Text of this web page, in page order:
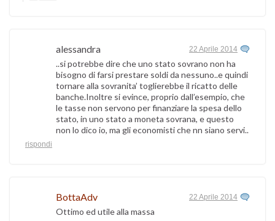
alessandra 22 Aprile 2014
..si potrebbe dire che uno stato sovrano non ha
bisogno di farsi prestare soldi da nessuno..e quindi
tornare alla sovranita’ toglierebbe il ricatto delle
banche.Inoltre si evince, proprio dall’esempio, che
le tasse non servono per finanziare la spesa dello
stato, in uno stato a moneta sovrana, e questo
non lo dico io, ma gli economisti che nn siano servi..
rispondi
BottaAdv 22 Aprile 2014
Ottimo ed utile alla massa